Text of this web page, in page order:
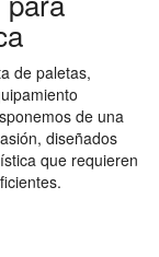
de paletas,
de una
diseñados
que requieren